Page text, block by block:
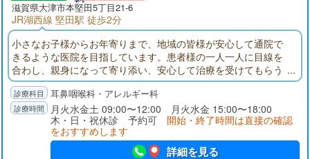
滋賀県大津市本堅田5丁目21-6
JR湖西線 堅田駅 徒歩2分
小さなお子様からお年寄りまで、地域の皆様が安心して通院で
きるような医院を目指しています。患者様の一人一人に目線を
合わし、親身になって寄り添い、安心して治療を受けてもらう
ことをポリシーにしています。一般的な耳鼻咽喉科疾患（風
邪、みみ、はな、のど、めまい）の他に、睡眠時無呼吸症候群
の治療、甲状腺腫瘍の定期フォロー、補聴器の相談なども行っ
ております。どうぞお気軽にご相談ください。
耳鼻咽喉科・アレルギー科
月火水金土 09:00〜12:00 月火水金 15:00〜18:00
木・日・祝休診 予約可 開始・終了時間は直接の確認
をおすすめします
詳細を見る